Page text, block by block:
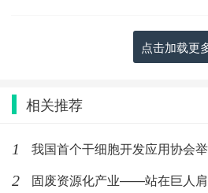
点击加载更
相关推荐
1
2 固废资源化产业——站在巨人